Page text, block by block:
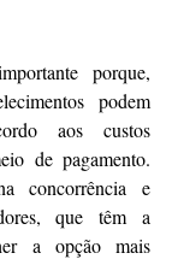
porque,
podem
aos custos
de pagamento.
concorrência e
que têm a
a opção mais